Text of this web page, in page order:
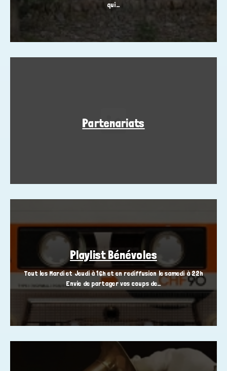
qui…
Partenariats
Playlist Bénévoles
Tout les Mardi et Jeudi à 16h et en rediffusion le samedi à 22h
Envie de partager vos coups de…